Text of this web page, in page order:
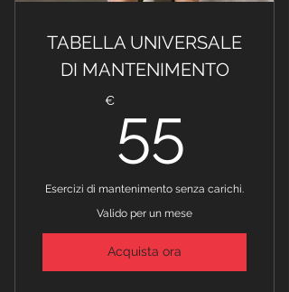
TABELLA UNIVERSALE
DI MANTENIMENTO
€ 55
Esercizi di mantenimento senza carichi.
Valido per un mese
Acquista ora